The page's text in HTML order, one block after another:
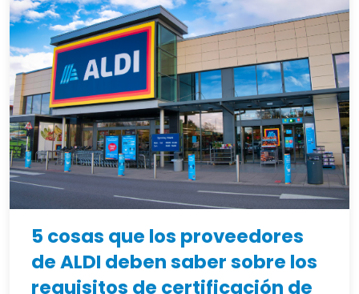
5 cosas que los proveedores
de ALDI deben saber sobre los
requisitos de certificación de